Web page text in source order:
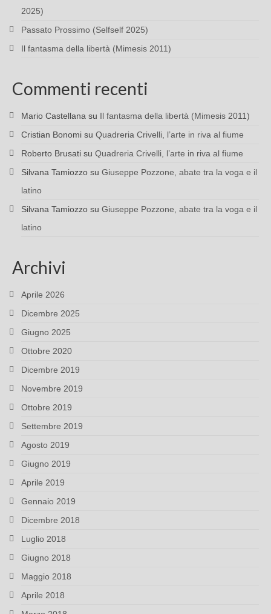
2025)
Passato Prossimo (Selfself 2025)
Il fantasma della libertà (Mimesis 2011)
Commenti recenti
Mario Castellana su Il fantasma della libertà (Mimesis 2011)
Cristian Bonomi su Quadreria Crivelli, l’arte in riva al fiume
Roberto Brusati su Quadreria Crivelli, l’arte in riva al fiume
Silvana Tamiozzo su Giuseppe Pozzone, abate tra la voga e il
latino
Silvana Tamiozzo su Giuseppe Pozzone, abate tra la voga e il
latino
Archivi
Aprile 2026
Dicembre 2025
Giugno 2025
Ottobre 2020
Dicembre 2019
Novembre 2019
Ottobre 2019
Settembre 2019
Agosto 2019
Giugno 2019
Aprile 2019
Gennaio 2019
Dicembre 2018
Luglio 2018
Giugno 2018
Maggio 2018
Aprile 2018